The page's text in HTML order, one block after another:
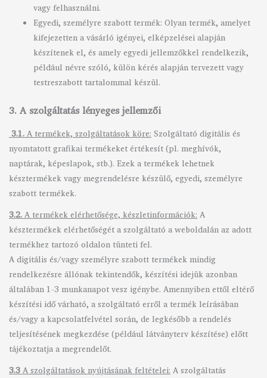
vagy felhasználni.
Egyedi, személyre szabott termék: Olyan termék, amelyet
kifejezetten a vásárló igényei, elképzelései alapján
készítenek el, és amely egyedi jellemzőkkel rendelkezik,
például névre szóló, külön kérés alapján tervezett vagy
testreszabott tartalommal készül.
3. A szolgáltatás lényeges jellemzői
3.1.A termékek, szolgáltatások köre: Szolgáltató digitális és
nyomtatott grafikai termékeket értékesít (pl. meghívók,
naptárak, képeslapok, stb.). Ezek a termékek lehetnek
késztermékek vagy megrendelésre készülő, egyedi, személyre
szabott termékek.
3.2.A termékek elérhetősége, készletinformációk: A
késztermékek elérhetőségét a szolgáltató a weboldalán az adott
termékhez tartozó oldalon tünteti fel.
A digitális és/vagy személyre szabott termékek mindig
rendelkezésre állónak tekintendők, készítési idejük azonban
általában 1-3 munkanapot vesz igénybe. Amennyiben ettől eltérő
készítési idő várható, a szolgáltató erről a termék leírásában
és/vagy a kapcsolatfelvétel során, de legkésőbb a rendelés
teljesítésének megkezdése (például látványterv készítése) előtt
tájékoztatja a megrendelőt.
3.3A szolgáltatások nyújtásának feltételei: A szolgáltatás